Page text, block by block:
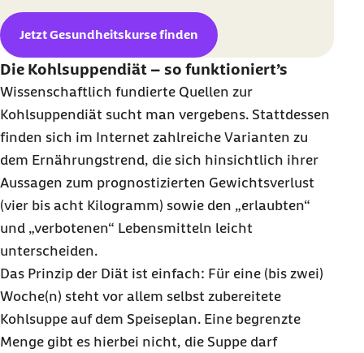
Jetzt Gesundheitskurse finden
Die Kohlsuppendiät – so funktioniert’s
Wissenschaftlich fundierte Quellen zur
Kohlsuppendiät sucht man vergebens. Stattdessen
finden sich im Internet zahlreiche Varianten zu
dem Ernährungstrend, die sich hinsichtlich ihrer
Aussagen zum prognostizierten Gewichtsverlust
(vier bis acht Kilogramm) sowie den „erlaubten“
und „verbotenen“ Lebensmitteln leicht
unterscheiden.
Das Prinzip der Diät ist einfach: Für eine (bis zwei)
Woche(n) steht vor allem selbst zubereitete
Kohlsuppe auf dem Speiseplan. Eine begrenzte
Menge gibt es hierbei nicht, die Suppe darf